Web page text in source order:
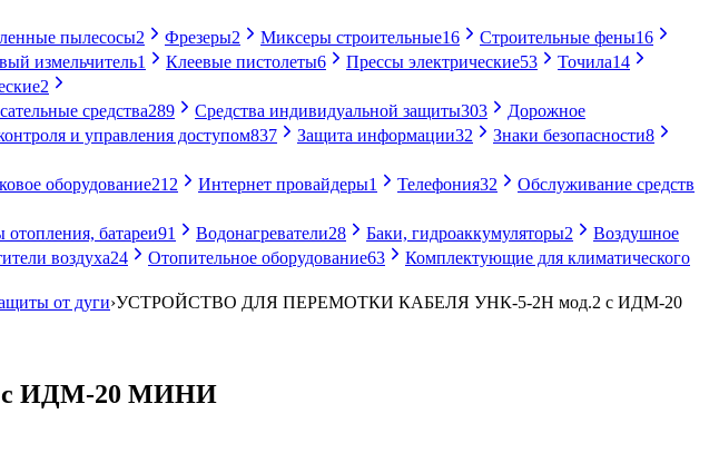
пылесосы2 Фрезеры2 Миксеры строительные16 Строительные фены16
измельчитель1 Клеевые пистолеты6 Прессы электрические53 Точила14
2
средства289 Средства индивидуальной защиты303
Дорожное
и управления доступом837 Защита информации32 Знаки безопасности8
оборудование212 Интернет провайдеры1 Телефония32
Обслуживание средств
отопления, батареи91 Водонагреватели28 Баки, гидроаккумуляторы2
Воздушное
воздуха24 Отопительное оборудование63
Комплектующие для климатического
от дуги›УСТРОЙСТВО ДЛЯ ПЕРЕМОТКИ КАБЕЛЯ УНК-5-2Н мод.2 с ИДМ-20
ИДМ-20 МИНИ